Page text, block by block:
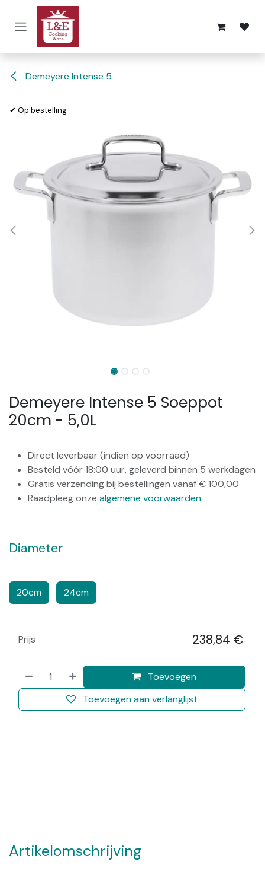
Overslaan naar inhoud
Demeyere Intense 5
✔ Op bestelling
✔ Op bestelling
Demeyere Intense 5 Soeppot
20cm - 5,0L
Direct leverbaar (indien op voorraad)
Besteld vóór 18:00 uur, geleverd binnen 5 werkdagen
Gratis verzending bij bestellingen vanaf € 100,00
Raadpleeg onze algemene voorwaarden
Diameter
20cm 24cm
Toevoegen
Toevoegen aan verlanglijst
Prijs 238,84 €
Artikelomschrijving